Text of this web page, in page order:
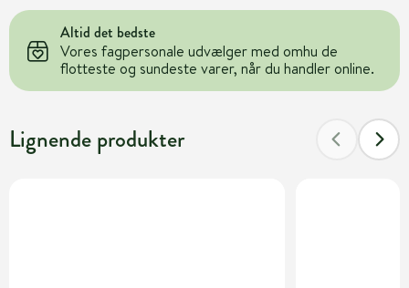
Altid det bedste
Vores fagpersonale udvælger med omhu de
flotteste og sundeste varer, når du handler online.
Lignende produkter